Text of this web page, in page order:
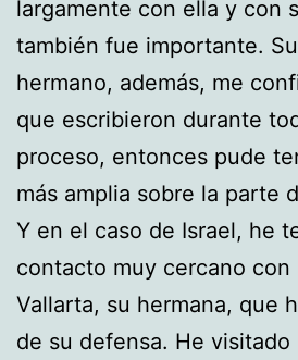
largamente con ella y con
también fue importante.
hermano, además, me
que escribieron durante
proceso, entonces pude
más amplia sobre la parte
Y en el caso de Israel, he
contacto muy cercano con
Vallarta, su hermana, que
de su defensa. He visitado